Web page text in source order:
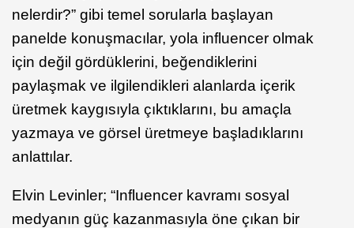
nelerdir?” gibi temel sorularla başlayan
panelde konuşmacılar, yola influencer olmak
için değil gördüklerini, beğendiklerini
paylaşmak ve ilgilendikleri alanlarda içerik
üretmek kaygısıyla çıktıklarını, bu amaçla
yazmaya ve görsel üretmeye başladıklarını
anlattılar.
Elvin Levinler; “Influencer kavramı sosyal
medyanın güç kazanmasıyla öne çıkan bir